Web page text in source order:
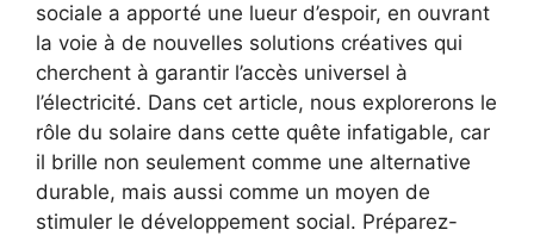
sociale a apporté une lueur d’espoir, en ouvrant
la voie à de nouvelles solutions ‌créatives qui
cherchent à garantir l’accès universel à
l’électricité. Dans cet article,‍ nous explorerons le
rôle du solaire ‌dans ⁤cette quête infatigable, car⁤
il brille non seulement comme une alternative
durable, mais aussi ‌comme un moyen de
stimuler ‍le développement social. Préparez-